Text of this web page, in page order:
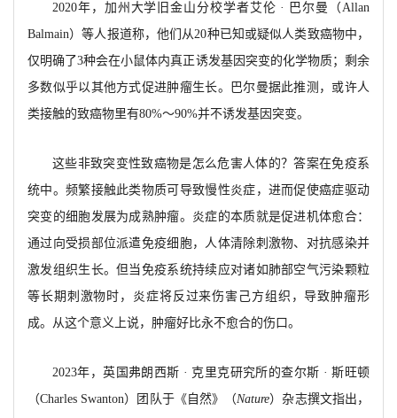
2020年，加州大学旧金山分校学者艾伦 · 巴尔曼（Allan
Balmain）等人报道称，他们从20种已知或疑似人类致癌物中，
仅明确了3种会在小鼠体内真正诱发基因突变的化学物质；剩余
多数似乎以其他方式促进肿瘤生长。巴尔曼据此推测，或许人
类接触的致癌物里有80%～90%并不诱发基因突变。
这些非致突变性致癌物是怎么危害人体的？答案在免疫系
统中。频繁接触此类物质可导致慢性炎症，进而促使癌症驱动
突变的细胞发展为成熟肿瘤。炎症的本质就是促进机体愈合：
通过向受损部位派遣免疫细胞，人体清除刺激物、对抗感染并
激发组织生长。但当免疫系统持续应对诸如肺部空气污染颗粒
等长期刺激物时，炎症将反过来伤害己方组织，导致肿瘤形
成。从这个意义上说，肿瘤好比永不愈合的伤口。
2023年，英国弗朗西斯 · 克里克研究所的查尔斯 · 斯旺顿
（Charles Swanton）团队于《自然》（Nature）杂志撰文指出，